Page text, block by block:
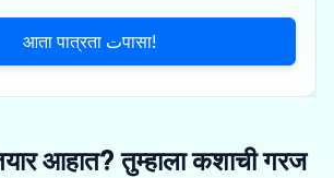
आता पात्रता تपासा!
आहात? तुम्हाला कशाची गरज